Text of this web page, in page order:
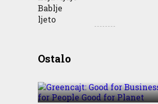
OstaloBusiness Good for